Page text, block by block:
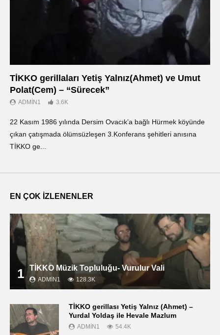
TİKKO gerillaları Yetiş Yalnız(Ahmet) ve Umut
Polat(Cem) – “Sürecek”
ADMIN1 3.6K
22 Kasım 1986 yılında Dersim Ovacık’a bağlı Hürmek köyünde
çıkan çatışmada ölümsüzleşen 3.Konferans şehitleri anısına
TİKKO ge...
EN ÇOK İZLENENLER
1 TİKKO Müzik Topluluğu- Vurulur Vali
ADMIN1 128.3K
TİKKO gerillası Yetiş Yalnız (Ahmet) –
Yurdal Yoldaş ile Hevale Mazlum
ADMIN1 54.4K